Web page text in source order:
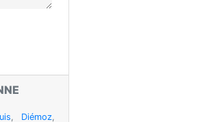
Diémoz